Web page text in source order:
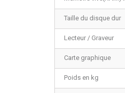
Taille du disque dur
Lecteur / Graveur
Carte graphique
Poids en kg